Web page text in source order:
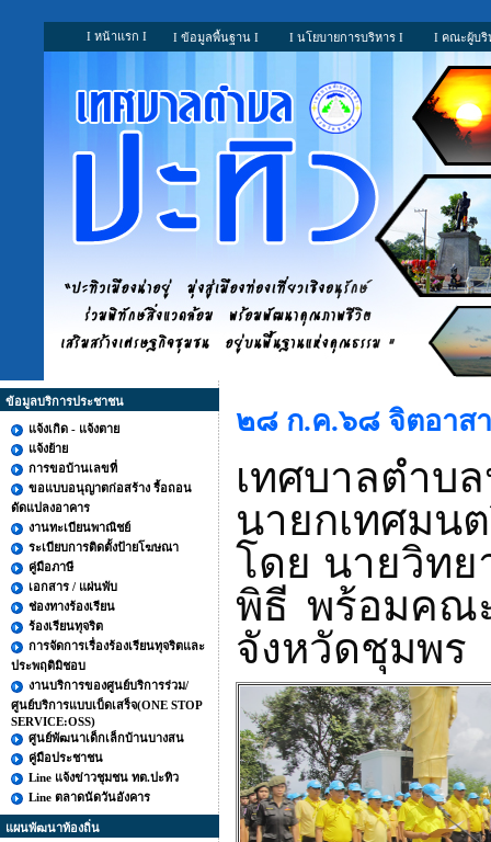
I หน้าแรก I I ข้อมูลพื้นฐาน I I นโยบายการบริหาร I I คณะผู้บริ
ข้อมูลบริการประชาชน
แจ้งเกิด - แจ้งตาย
แจ้งย้าย
การขอบ้านเลขที่
ขอแบบอนุญาตก่อสร้าง รื้อถอน
ดัดแปลงอาคาร
งานทะเบียนพาณิชย์
ระเบียบการติดตั้งป้ายโฆษณา
คู่มือภาษี
เอกสาร / แผ่นพับ
ช่องทางร้องเรียน
ร้องเรียนทุจริต
การจัดการเรื่องร้องเรียนทุจริตและ
ประพฤติมิชอบ
งานบริการของศูนย์บริการร่วม/
ศูนย์บริการแบบเบ็ดเสร็จ(ONE STOP
SERVICE:OSS)
ศูนย์พัฒนาเด็กเล็กบ้านบางสน
คู่มือประชาชน
Line แจ้งข่าวชุมชน ทต.ปะทิว
Line ตลาดนัดวันอังคาร
แผนพัฒนาท้องถิ่น
๒๘ ก.ค.๖๘ จิตอาส
เทศบาลตำ
นายกเทศมน
โดย นายวิทย
พิธี พร้อมคณ
จังหวัดชุมพร